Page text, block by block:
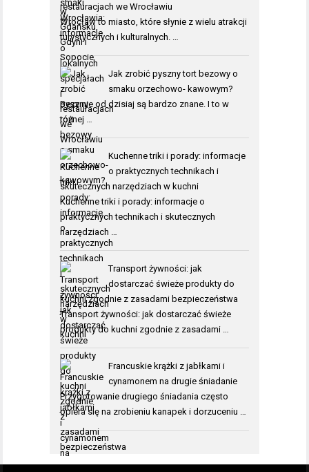
restauracjach we Wrocławiu
Wrocław to miasto, które słynie z wielu atrakcji
turystycznych i kulturalnych. …
Jak zrobić pyszny tort bezowy o
smaku orzechowo- kawowym?
Bezy nie od dzisiaj są bardzo znane. I to w
różnej …
Kuchenne triki i porady: informacje
o praktycznych technikach i
skutecznych narzędziach w kuchni
Kuchenne triki i porady: informacje o
praktycznych technikach i skutecznych
narzędziach …
Transport żywności: jak
dostarczać świeże produkty do
kuchni zgodnie z zasadami bezpieczeństwa
Transport żywności: jak dostarczać świeże
produkty do kuchni zgodnie z zasadami …
Francuskie krążki z jabłkami i
cynamonem na drugie śniadanie
Przygotowanie drugiego śniadania często
opiera się na zrobieniu kanapek i dorzuceniu …